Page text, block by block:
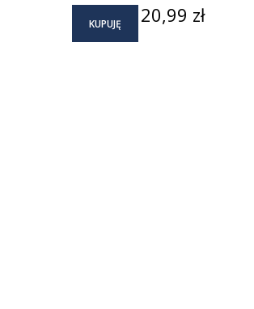
KUPUJĘ Cena
20,99 zł